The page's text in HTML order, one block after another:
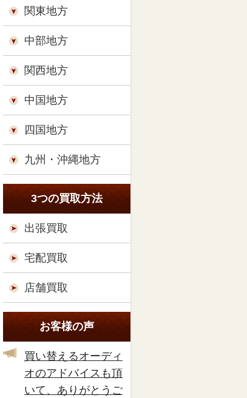
関東地方
中部地方
関西地方
中国地方
四国地方
九州・沖縄地方
3つの買取方法
出張買取
宅配買取
店舗買取
お客様の声
買い替えるオーディ
オのアドバイスも頂
いて、ありがとうご